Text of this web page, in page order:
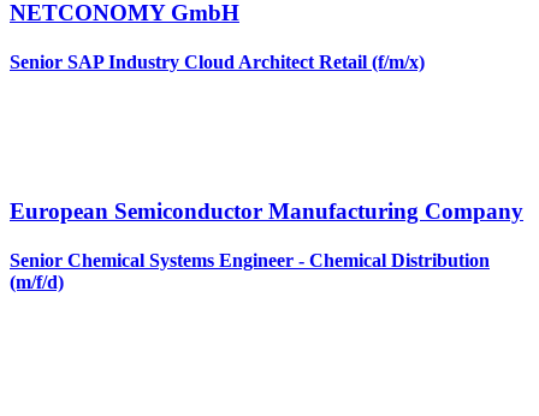
NETCONOMY GmbH
Senior SAP Industry Cloud Architect Retail (f/m/x)
European Semiconductor Manufacturing Company
Senior Chemical Systems Engineer - Chemical Distribution
(m/f/d)